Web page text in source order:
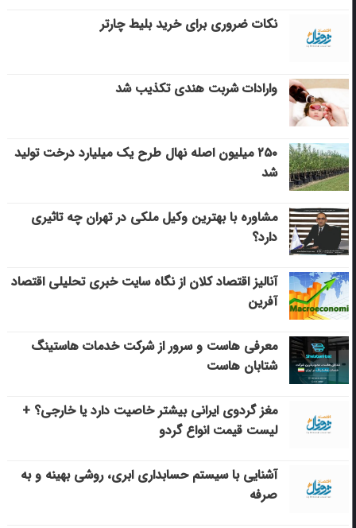
نکات ضروری برای خرید بلیط چارتر
وارادات شربت هندی تکذیب شد
۲۵۰ میلیون اصله نهال طرح یک میلیارد درخت تولید
شد
مشاوره با بهترین وکیل ملکی در تهران چه تاثیری
دارد؟
آنالیز اقتصاد کلان از نگاه سایت خبری تحلیلی اقتصاد
آفرین
معرفی هاست و سرور از شرکت خدمات هاستینگ
شتابان هاست
مغز گردوی ایرانی بیشتر خاصیت دارد یا خارجی؟ +
لیست قیمت انواع گردو
آشنایی با سیستم حسابداری ابری، روشی بهینه و به
صرفه